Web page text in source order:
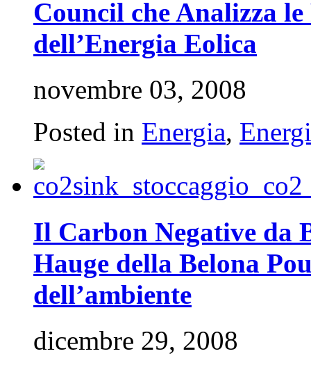
Council che Analizza
dell’Energia Eolica
novembre 03, 2008
Posted in Energia,
Il Carbon Negative da
Hauge della Belona
dell’ambiente
dicembre 29, 2008